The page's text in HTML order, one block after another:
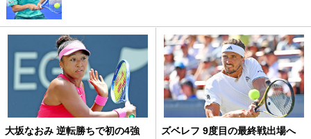
大坂なおみ 逆転勝ちで初の4強 ズベレフ 9度目の最終戦出場へ